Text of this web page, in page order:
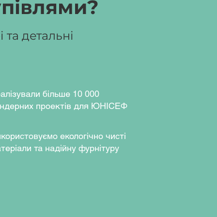
детальні
більше 10 000
проектів для ЮНІСЕФ
екологічно чисті
та надійну фурнітуру